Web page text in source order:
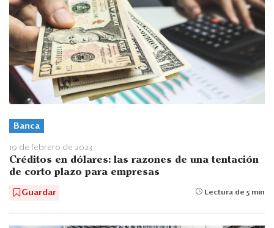
Banca
19 de febrero de 2023
Créditos en dólares: las razones de una tentación
de corto plazo para empresas
Guardar Lectura de 5 min